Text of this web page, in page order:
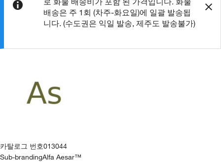
배송은 주 1회 (차주-화요일)에 일괄 발송됩
니다. (수도권은 익일 발송, 제주도 발송불가)
카탈로그 번호013044
Sub-brandingAlfa Aesar™